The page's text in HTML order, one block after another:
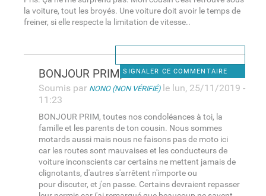
la voiture, tout les broyés. Une voiture doit avoir le temps de
freiner, si elle respecte la limitation de vitesse..
SIGNALER CE COMMENTAIRE
BONJOUR PRIM, toutes nos
Soumis par NONO (NON VÉRIFIÉ)le lun, 25/11/2019 -
11:23
BONJOUR PRIM, toutes nos condoléances à toi, la
famille et les parents de ton cousin. Nous sommes
motards aussi mais nous ne faisons pas de moto ici
car les routes sont mauvaises et les conducteurs de
voiture inconscients car certains ne mettent jamais de
clignotants, d'autres s'arrêtent n'importe ou
pour discuter, et j'en passe. Certains devraient repasser